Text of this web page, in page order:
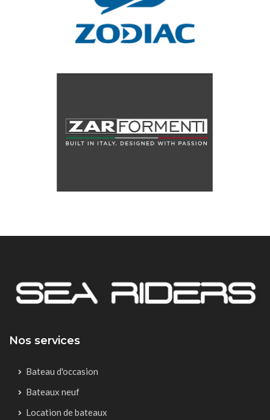
Nos services
Bateau d'occasion
Bateaux neuf
Location de bateaux